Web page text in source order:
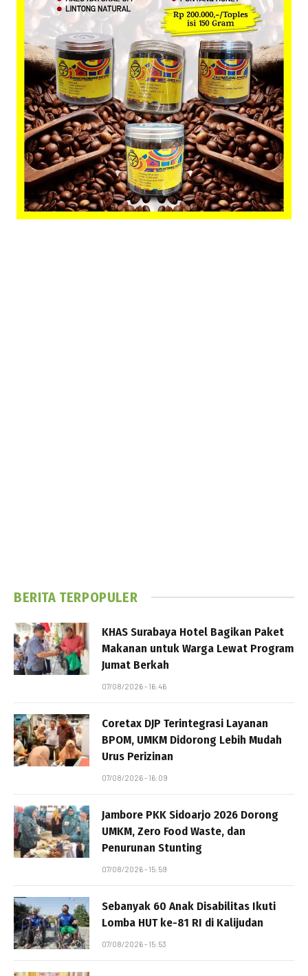
BERITA TERPOPULER
KHAS Surabaya Hotel Bagikan Paket
Makanan untuk Warga Lewat Program
Jumat Berkah
07/08/2026 - 16:46
Coretax DJP Terintegrasi Layanan
BPOM, UMKM Didorong Lebih Mudah
Urus Perizinan
07/08/2026 - 16:09
Jambore PKK Sidoarjo 2026 Dorong
UMKM, Zero Food Waste, dan
Penurunan Stunting
07/08/2026 - 15:59
Sebanyak 60 Anak Disabilitas Ikuti
Lomba HUT ke-81 RI di Kalijudan
07/08/2026 - 15:53